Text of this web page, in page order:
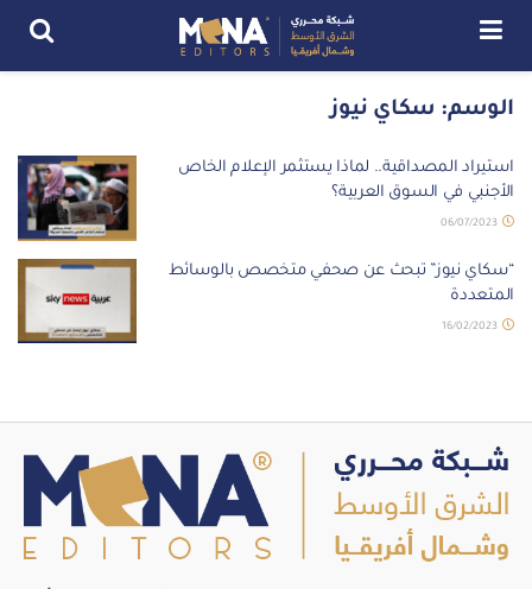
الوسم: سكاي نيوز
استيراد المصداقية.. لماذا يستثمر الإعلام الخاص
الأجنبي في السوق العربية؟
“سكاي نيوز” تبحث عن صحفي متخصص بالوسائط
المتعددة